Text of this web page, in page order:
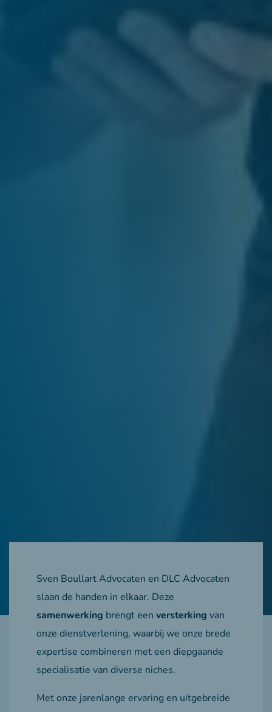
Sven Boullart Advocaten en DLC Advocaten
slaan de handen in elkaar. Deze
samenwerking brengt een versterking van
onze dienstverlening, waarbij we onze brede
expertise combineren met een diepgaande
specialisatie van diverse niches.
Met onze jarenlange ervaring en uitgebreide